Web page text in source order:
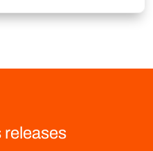
releases